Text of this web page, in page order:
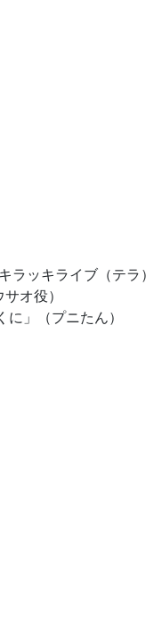
）
ラッキライブ（テラ）
オ役）
」（プニたん）